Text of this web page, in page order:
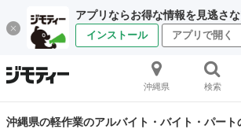
アプリならお得な情報を見逃さな
インストール アプリで開く
沖縄県 検索
沖縄県の軽作業のアルバイト・バイト・パート